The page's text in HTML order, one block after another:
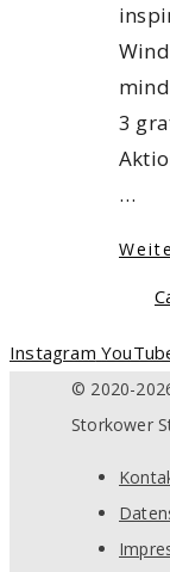
3
…
Instagram
© 2020-
Storkower